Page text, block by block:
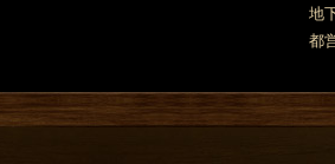
地
都